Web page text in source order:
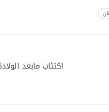
اكتئاب مابعد